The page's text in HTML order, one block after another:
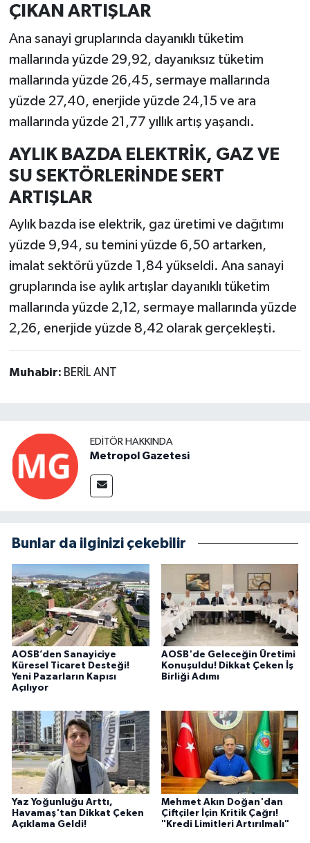
ÇIKAN ARTIŞLAR
Ana sanayi gruplarında dayanıklı tüketim
mallarında yüzde 29,92, dayanıksız tüketim
mallarında yüzde 26,45, sermaye mallarında
yüzde 27,40, enerjide yüzde 24,15 ve ara
mallarında yüzde 21,77 yıllık artış yaşandı.
AYLIK BAZDA ELEKTRİK, GAZ VE
SU SEKTÖRLERİNDE SERT
ARTIŞLAR
Aylık bazda ise elektrik, gaz üretimi ve dağıtımı
yüzde 9,94, su temini yüzde 6,50 artarken,
imalat sektörü yüzde 1,84 yükseldi. Ana sanayi
gruplarında ise aylık artışlar dayanıklı tüketim
mallarında yüzde 2,12, sermaye mallarında yüzde
2,26, enerjide yüzde 8,42 olarak gerçekleşti.
Muhabir: BERİL ANT
EDITÖR HAKKINDA
Metropol Gazetesi
Bunlar da ilginizi çekebilir
AOSB’den Sanayiciye
Küresel Ticaret Desteği!
Yeni Pazarların Kapısı
Açılıyor
AOSB'de Geleceğin Üretimi
Konuşuldu! Dikkat Çeken İş
Birliği Adımı
Yaz Yoğunluğu Arttı,
Havamaş'tan Dikkat Çeken
Açıklama Geldi!
Mehmet Akın Doğan'dan
Çiftçiler İçin Kritik Çağrı!
"Kredi Limitleri Artırılmalı"